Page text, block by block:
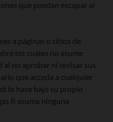
que puedan escapar al
a páginas o sitios de
los cuales no asume
no aprobar ni revisar sus
que acceda a cualquier
lo hace bajo su propio
R asuma ninguna